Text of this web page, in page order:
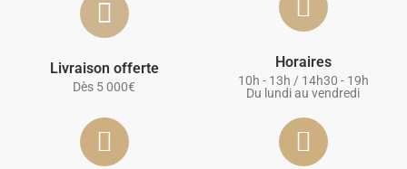
Livraison offerte
Dès 5 000€
Horaires
10h - 13h / 14h30 - 19h
Du lundi au vendredi